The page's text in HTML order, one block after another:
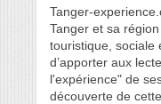
Tanger-
Tanger et sa
touristique, sociale
d’apporter aux
l'expérience" de
découverte de